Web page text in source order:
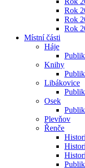
Rok
Rok
Rok
Místní části
Háje
Knihy
Libákovice
Osek
Plevňov
Řenče